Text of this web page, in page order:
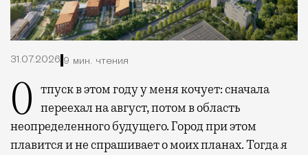
31.07.2026 9 мин. чтения
Отпуск в этом году у меня кочует: сначала переехал на август, потом в область
неопределенного будущего. Город при этом
плавится и не спрашивает о моих планах. Тогда я